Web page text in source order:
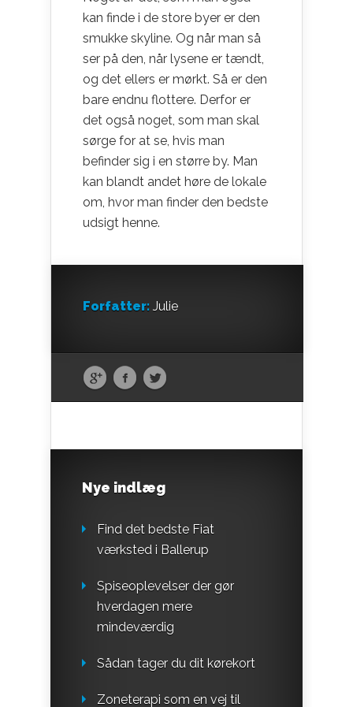
kan finde i de store byer er den
smukke skyline. Og når man så
ser på den, når lysene er tændt,
og det ellers er mørkt. Så er den
bare endnu flottere. Derfor er
det også noget, som man skal
sørge for at se, hvis man
befinder sig i en større by. Man
kan blandt andet høre de lokale
om, hvor man finder den bedste
udsigt henne.
Forfatter: Julie
Nye indlæg
Find det bedste Fiat
værksted i Ballerup
Spiseoplevelser der gør
hverdagen mere
mindeværdig
Sådan tager du dit kørekort
Zoneterapi som en vej til